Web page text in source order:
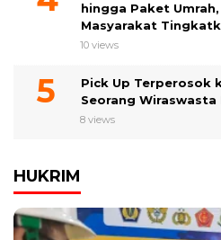
hingga Paket
Masyarakat
10 views
Pick Up Terperosok
Seorang Wiraswasta
8 views
HUKRIM